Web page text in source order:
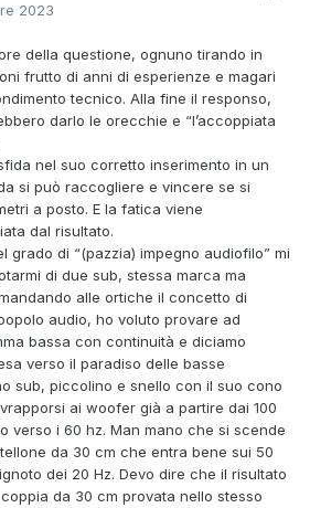
2023
della questione, ognuno tirando in
frutto di anni di esperienze e magari
tecnico. Alla fine il responso,
darlo le orecchie e “l’accoppiata
nel suo corretto inserimento in un
si può raccogliere e vincere se si
a posto. E la fatica viene
dal risultato.
grado di “(pazzia) impegno audiofilo” mi
di due sub, stessa marca ma
alle ortiche il concetto di
audio, ho voluto provare ad
bassa con continuità e diciamo
verso il paradiso delle basse
sub, piccolino e snello con il suo cono
ai woofer già a partire dai 100
verso i 60 hz. Man mano che si scende
da 30 cm che entra bene sui 50
dei 20 Hz. Devo dire che il risultato
da 30 cm provata nello stesso